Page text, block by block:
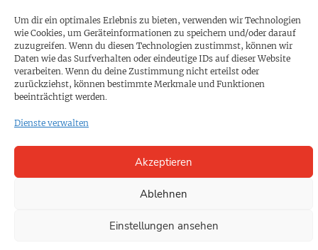
Um dir ein optimales Erlebnis zu bieten, verwenden wir Technologien
wie Cookies, um Geräteinformationen zu speichern und/oder darauf
zuzugreifen. Wenn du diesen Technologien zustimmst, können wir
Daten wie das Surfverhalten oder eindeutige IDs auf dieser Website
verarbeiten. Wenn du deine Zustimmung nicht erteilst oder
zurückziehst, können bestimmte Merkmale und Funktionen
beeinträchtigt werden.
Dienste verwalten
Akzeptieren
Ablehnen
Einstellungen ansehen
Impressum
SPENDEN
Datenschutz